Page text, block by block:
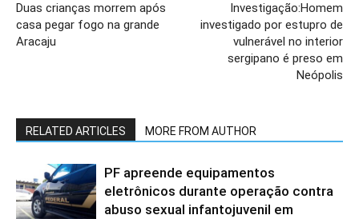
Duas crianças morrem após
casa pegar fogo na grande
Aracaju
Investigação:Homem
investigado por estupro de
vulnerável no interior
sergipano é preso em
Neópolis
RELATED ARTICLES MORE FROM AUTHOR
PF apreende equipamentos
eletrônicos durante operação contra
abuso sexual infantojuvenil em